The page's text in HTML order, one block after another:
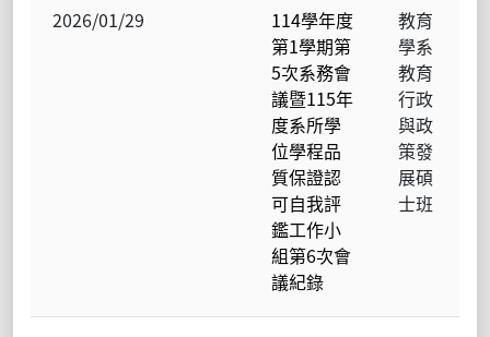
2026/01/29
114學年度
第1學期第
5次系務會
議暨115年
度系所學
位學程品
質保證認
可自我評
鑑工作小
組第6次會
議紀錄
教育
學系
教育
行政
與政
策發
展碩
士班